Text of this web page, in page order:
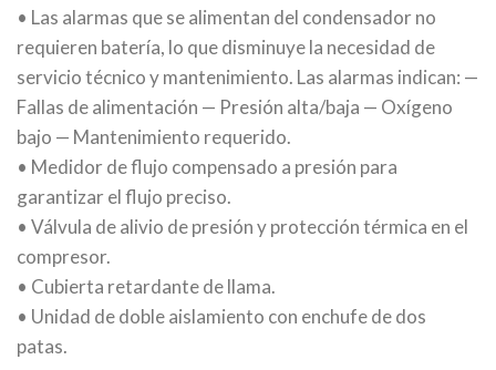
• Las alarmas que se alimentan del condensador no
requieren batería, lo que disminuye la necesidad de
servicio técnico y mantenimiento. Las alarmas indican: —
Fallas de alimentación — Presión alta/baja — Oxígeno
bajo — Mantenimiento requerido.
• Medidor de flujo compensado a presión para
garantizar el flujo preciso.
• Válvula de alivio de presión y protección térmica en el
compresor.
• Cubierta retardante de llama.
• Unidad de doble aislamiento con enchufe de dos
patas.